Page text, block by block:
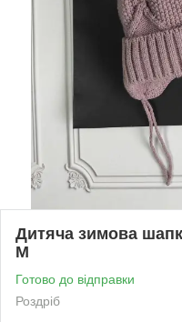
Дитяча зимова
М
Готово до відправки
Роздріб